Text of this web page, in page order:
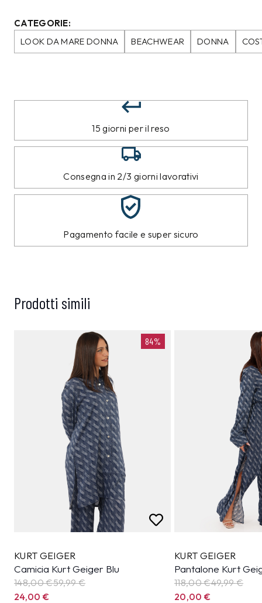
CATEGORIE:
LOOK DA MARE DONNA
BEACHWEAR DONNA
15 giorni per il reso
Consegna in 2/3 giorni lavorativi
Pagamento facile e super sicuro
Prodotti simili
84%
KURT GEIGER
Camicia Kurt Geiger Blu
148,00 €59,99€
24,00€
KURT GEIGER
Pantalone Kurt
118,00 €49,99€
20,00€